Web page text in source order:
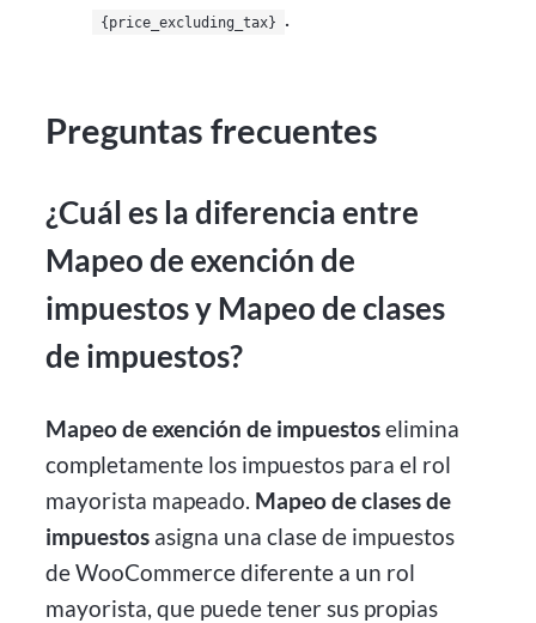
{price_excluding_tax} .
Preguntas frecuentes
¿Cuál es la diferencia entre
Mapeo de exención de
impuestos y Mapeo de clases
de impuestos?
Mapeo de exención de impuestoselimina
completamente los impuestos para el rol
mayorista mapeado. Mapeo de clases de
impuestos asigna una clase de impuestos
de WooCommerce diferente a un rol
mayorista, que puede tener sus propias